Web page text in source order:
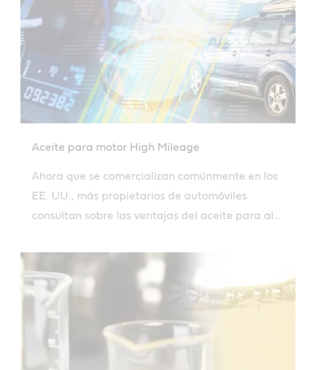
Aceite para motor High Mileage
Ahora que se comercializan comúnmente en los
EE. UU., más propietarios de automóviles
consultan sobre las ventajas del aceite para alto
cambio a aceite para motor de alto kilometraje.